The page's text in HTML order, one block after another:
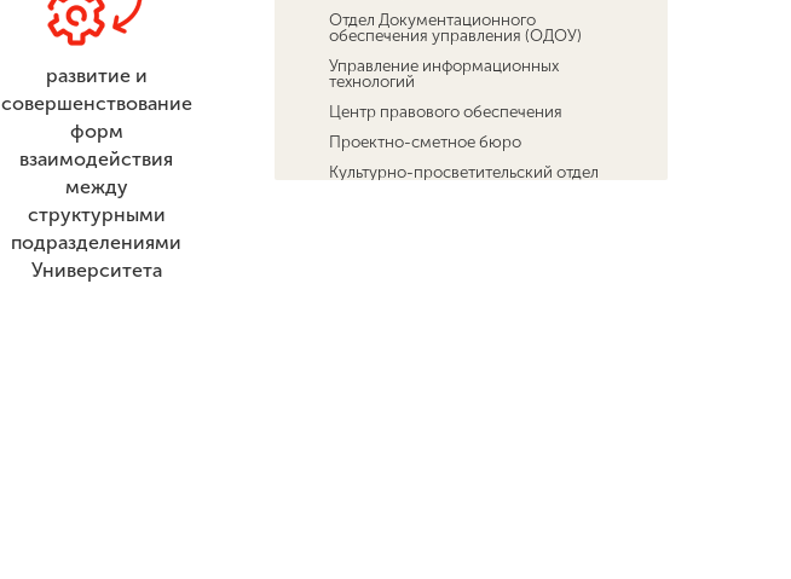
развитие и
совершенствование
форм
взаимодействия
между
структурными
подразделениями
Университета
Отдел Документационного
обеспечения управления (ОДОУ)
Управление информационных
технологий
Центр правового обеспечения
Проектно-сметное бюро
Культурно-просветительский отдел